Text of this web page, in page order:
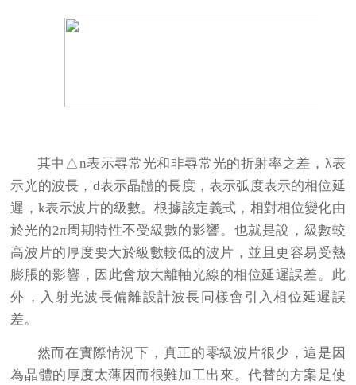
其中△n表示尋常光和非尋常光的折射率之差，λ表
示光的波長，d表示晶體的長度，表示弧度表示的相位延
遲，k表示波片的級數。根據該定義式，相對相位變化由
於光的2π周期特性不受級數的影響。也就是說，級數較
高波片的厚度要大於級數較低的波片，並且更容易受熱
膨脹的影響，因此會放大離軸光線的相位延遲誤差。此
外，入射光波長偏離設計波長同樣會引入相位延遲誤
差。
然而在實際情況下，真正的零級波片很少，這是因
為晶體的厚度太薄因而很難加工出來。代替的方案是使